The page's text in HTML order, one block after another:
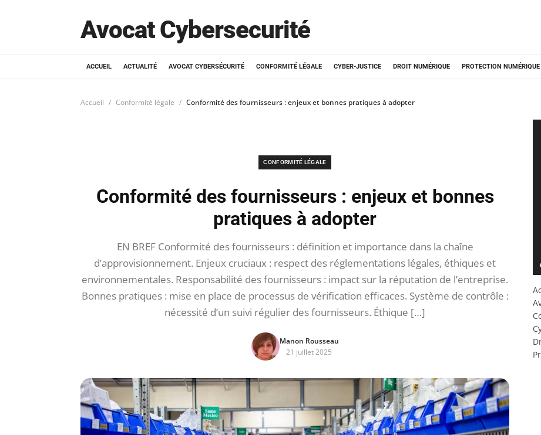
Avocat Cybersecurité
ACCUEIL ACTUALITÉ AVOCAT CYBERSÉCURITÉ CONFORMITÉ LÉGALE CYBER-JUSTICE DROIT NUMÉRIQUE PROTECTION NUMÉRIQUE
Accueil Conformité légale Conformité des fournisseurs : enjeux et bonnes pratiques à adopter
CONFORMITÉ LÉGALE
Conformité des fournisseurs : enjeux et bonnes
pratiques à adopter
EN BREF Conformité des fournisseurs : définition et importance dans la chaîne
d’approvisionnement. Enjeux cruciaux : respect des réglementations légales, éthiques et
environnementales. Responsabilité des fournisseurs : impact sur la réputation de l’entreprise.
Bonnes pratiques : mise en place de processus de vérification efficaces. Système de contrôle :
nécessité d’un suivi régulier des fournisseurs. Éthique […]
Manon Rousseau
21 juillet 2025